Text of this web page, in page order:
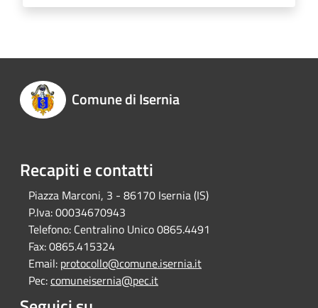
Comune di Isernia
Recapiti e contatti
Piazza Marconi, 3 - 86170 Isernia (IS)
P.Iva:00034670943
Telefono: Centralino Unico 0865.4491
Fax:0865.415324
Email: protocollo@comune.isernia.it
Pec:comuneisernia@pec.it